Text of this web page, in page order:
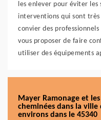
les enlever pour éviter les
interventions qui sont
convier des
vous proposer de faire
utiliser des équipements
Mayer Ramonage et
cheminées dans la ville
environs dans le 45340